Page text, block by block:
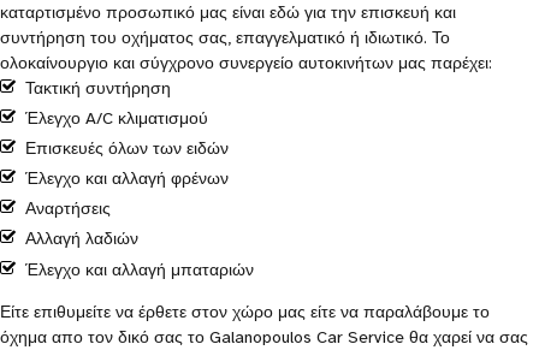
καταρτισμένο προσωπικό μας είναι εδώ για την επισκευή και
συντήρηση του οχήματος σας, επαγγελματικό ή ιδιωτικό. Το
ολοκαίνουργιο και σύγχρονο συνεργείο αυτοκινήτων μας παρέχει:
Τακτική συντήρηση
Έλεγχο A/C κλιματισμού
Επισκευές όλων των ειδών
Έλεγχο και αλλαγή φρένων
Αναρτήσεις
Αλλαγή λαδιών
Έλεγχο και αλλαγή μπαταριών
Είτε επιθυμείτε να έρθετε στον χώρο μας είτε να παραλάβουμε το
όχημα απο τον δικό σας το Galanopoulos Car Service θα χαρεί να σας